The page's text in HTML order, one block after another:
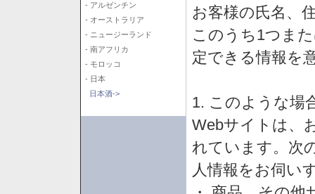
- アルゼンチン
- オーストラリア
- ニュージーランド
- 南アフリカ
- モロッコ
- 日本
日本酒->
お客様の氏名、
このうち1つま
定できる情報を
1. このような場
Webサイトは、
れています。次
人情報をお伺い